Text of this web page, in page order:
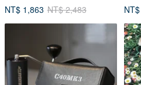
NT$ 1,863 NT$ 2,483